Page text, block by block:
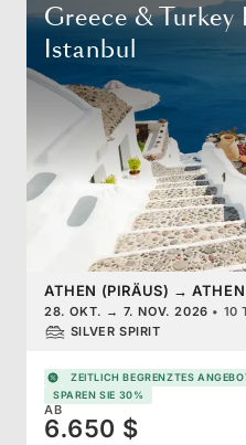
Greece & Turkey
Istanbul
ATHEN (PIRÄUS) →
28. OKT. → 7. NOV. 2026 • 10
SILVER SPIRIT
ZEITLICH BEGRENZTES
SPAREN SIE 30%
AB
6.650 $